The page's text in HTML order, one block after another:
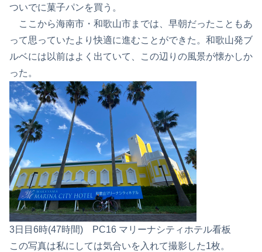
ついでに菓子パンを買う。
ここから海南市・和歌山市までは、早朝だったこともあ
って思っていたより快適に進むことができた。和歌山発ブ
ルベには以前はよく出ていて、この辺りの風景が懐かしか
った。
3日目6時(47時間) PC16 マリーナシティホテル看板
この写真は私にしては気合いを入れて撮影した1枚。